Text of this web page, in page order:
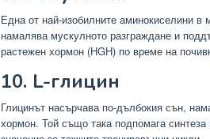
Една от най-изобилните аминокиселини в
намалява мускулното разграждане и
растежен хормон (HGH) по време на
10. L-глицин
Глицинът насърчава по-дълбокия сън,
хормон. Той също така подпомага